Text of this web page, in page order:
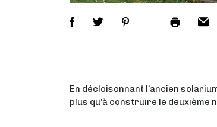
En décloisonnant l’ancien
plus qu’à construire le deuxième